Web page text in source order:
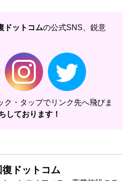
ドットコムの公式SNS、鋭意
・タップでリンク先へ飛びま
しております！
ドットコム